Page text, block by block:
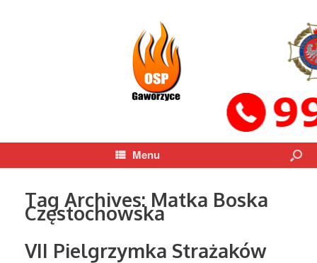
Menu
Tag Archives: Matka Boska
Częstochowska
VII Pielgrzymka Strażaków